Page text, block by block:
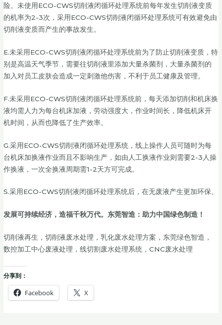
险。未使用ECO-CWS切削液闭循环处理系统前每年发生切削液变质
的机率为2-3次，采用ECO-CWS切削液闭循环处理系统可有效避免由
切削液变质而产生的事故发生。
E.未采用ECO-CWS切削液闭循环处理系统前为了防止切削液变质，特
别是高温天气季节，需要往切削液里添加大量杀菌剂，大量杀菌剂的
加入对员工皮肤会造成一定刺激他伤害，不利于员工健康及管理。
F.未采用ECO-CWS切削液闭循环处理系统前，每天添加切削和机床换
液均需人力为每台机床加液，劳动强度大，作业时间长，降低机床开
机时间，从而也降低了生产效率。
G.采用ECO-CWS切削液闭循环处理系统，线上操作人员可随时为每
台机床加换液作业而且不影响生产，如由人工换液作业则需要2-3人操
作换液，一次全换液周期需1-2天方可完成。
S.采用ECO-CWS切削液闭循环处理系统后，在无废液产生更加环保。
发展可持续经济，造福千秋万代。东莞智造：助力中国绿色制造！
切削液再生，切削液废水处理，乳化废水处理方案，东莞绿色智造，
数控加工中心废液处理，线切割废水处理系统，CNC废水处理
分享到：
Facebook X